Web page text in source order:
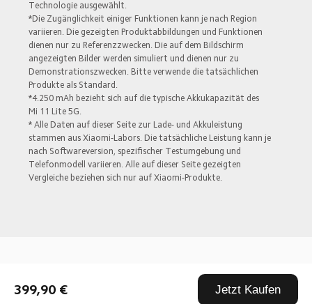
399,90 € Jetzt Kaufen
Technologie ausgewählt.
*Die Zugänglichkeit einiger Funktionen kann je nach Region
variieren. Die gezeigten Produktabbildungen und Funktionen
dienen nur zu Referenzzwecken. Die auf dem Bildschirm
angezeigten Bilder werden simuliert und dienen nur zu
Demonstrationszwecken. Bitte verwende die tatsächlichen
Produkte als Standard.
*4.250 mAh bezieht sich auf die typische Akkukapazität des
Mi 11 Lite 5G.
* Alle Daten auf dieser Seite zur Lade- und Akkuleistung
stammen aus Xiaomi-Labors. Die tatsächliche Leistung kann je
nach Softwareversion, spezifischer Testumgebung und
Telefonmodell variieren. Alle auf dieser Seite gezeigten
Vergleiche beziehen sich nur auf Xiaomi-Produkte.